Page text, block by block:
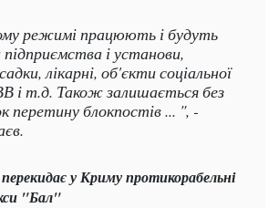
режимі працюють і будуть
і установи,
лікарні, об'єкти соціальної
і т.д. Також залишається без
перетину блокпостів ... ", -
у Криму протикорабельні
"Бал"